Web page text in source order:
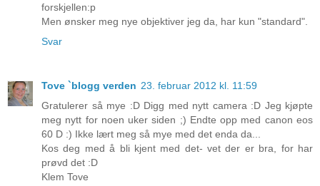
forskjellen:p
Men ønsker meg nye objektiver jeg da, har kun "standard".
Svar
Tove `blogg verden 23. februar 2012 kl. 11:59
Gratulerer så mye :D Digg med nytt camera :D Jeg kjøpte
meg nytt for noen uker siden ;) Endte opp med canon eos
60 D :) Ikke lært meg så mye med det enda da...
Kos deg med å bli kjent med det- vet der er bra, for har
prøvd det :D
Klem Tove